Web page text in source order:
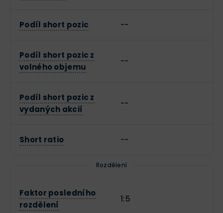
Podíl short pozic --
Podíl short pozic z
volného objemu
--
Podíl short pozic z
vydaných akcií
--
Short ratio --
Rozdělení
Faktor posledního
rozdělení
1:5